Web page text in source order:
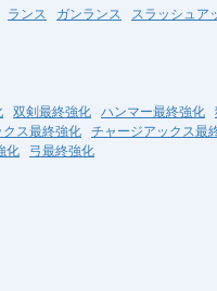
ランス ガンランス
スラッシュア
双剣最終強化 ハンマー最終強化
ス最終強化
チャージアックス最
化
弓最終強化